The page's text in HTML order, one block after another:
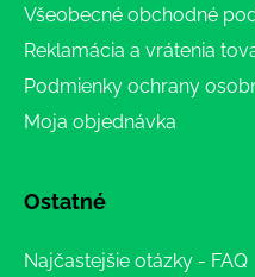
Všeobecné obchodné
Reklamácia a vrátenia
Podmienky ochrany
Moja objednávka
Ostatné
Najčastejšie otázky - FAQ